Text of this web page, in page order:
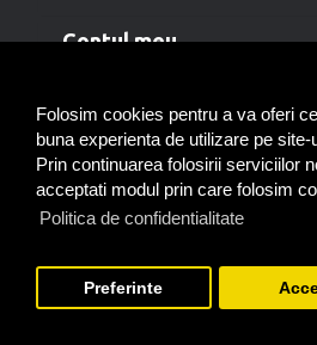
Folosim cookies pentru a va oferi
buna experienta de utilizare pe site-
Prin continuarea folosirii serviciilor
acceptati modul prin care folosim
Politica de confidentialitate
Preferinte
contul meu